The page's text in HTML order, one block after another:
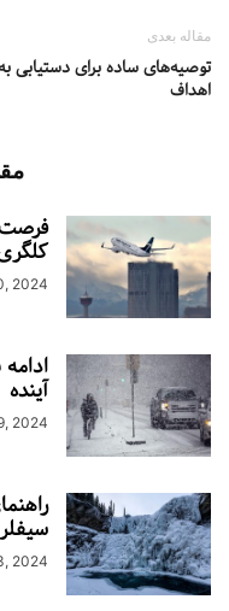
مقاله بعدی
توصیه‌های ساده برای دستیابی
اهداف
2024
آینده
2024
سیفلر
2024